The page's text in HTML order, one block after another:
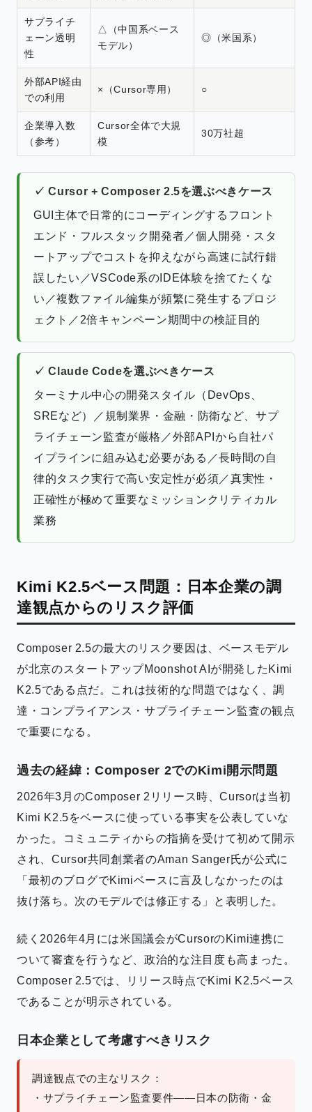
サプライチ
ェーン透明
性
△（中国系ベース
モデル）
◎（米国系）
外部API経由
での利用
×（Cursor専用） ○
企業導入数
（参考）
Cursor全体で大規
模
30万社超
✓ Cursor + Composer 2.5を選ぶべきケース
GUI主体で日常的にコーディングするフロント
エンド・フルスタック開発者／個人開発・スタ
ートアップでコストを抑えながら高速に試行錯
誤したい／VSCode系のIDE体験を捨てたくな
い／複数ファイル編集が頻繁に発生するプロジ
ェクト／2倍キャンペーン期間中の検証目的
✓ Claude Codeを選ぶべきケース
ターミナル中心の開発スタイル（DevOps、
SREなど）／規制業界・金融・防衛など、サプ
ライチェーン監査が厳格／外部APIから自社パ
イプラインに組み込む必要がある／長時間の自
律的タスク実行で高い安定性が必須／真実性・
正確性が極めて重要なミッションクリティカル
業務
Kimi K2.5ベース問題：日本企業の調
達観点からのリスク評価
Composer 2.5の最大のリスク要因は、ベースモデル
が北京のスタートアップMoonshot AIが開発したKimi
K2.5である点だ。これは技術的な問題ではなく、調
達・コンプライアンス・サプライチェーン監査の観点
で重要になる。
過去の経緯：Composer 2でのKimi開示問題
2026年3月のComposer 2リリース時、Cursorは当初
Kimi K2.5をベースに使っている事実を公表していな
かった。コミュニティからの指摘を受けて初めて開示
され、Cursor共同創業者のAman Sanger氏が公式に
「最初のブログでKimiベースに言及しなかったのは
抜け落ち。次のモデルでは修正する」と表明した。
続く2026年4月には米国議会がCursorのKimi連携に
ついて審査を行うなど、政治的な注目度も高まった。
Composer 2.5では、リリース時点でKimi K2.5ベース
であることが明示されている。
日本企業として考慮すべきリスク
調達観点での主なリスク：
・サプライチェーン監査要件——日本の防衛・金